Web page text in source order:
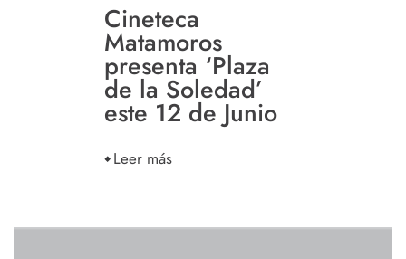
Cineteca
Matamoros
presenta ‘Plaza
de la Soledad’
este 12 de Junio
Leer más